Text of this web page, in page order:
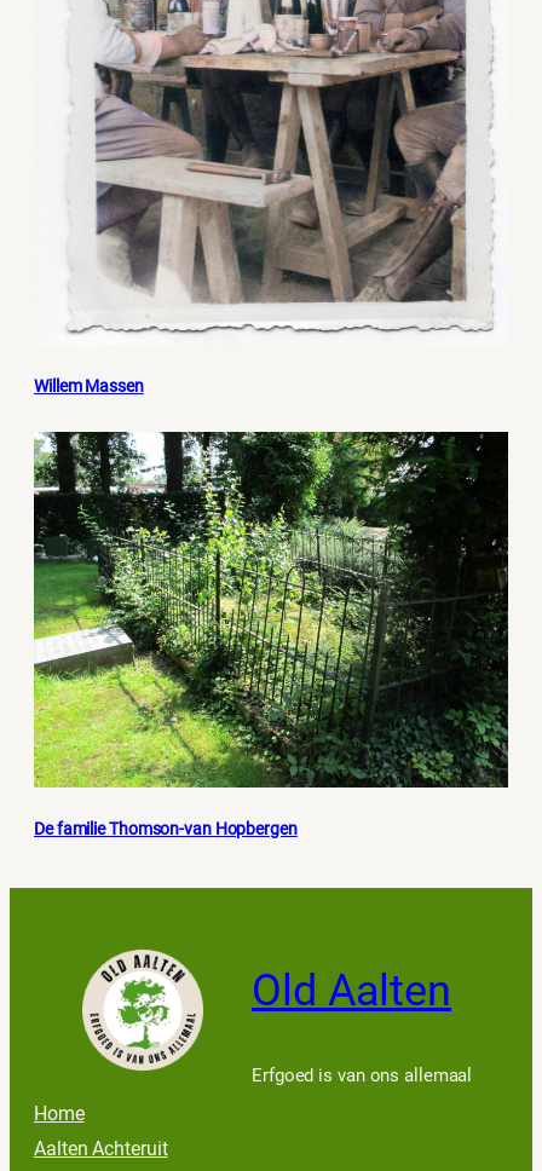
Willem Massen
De familie Thomson-van Hopbergen
Old Aalten
Erfgoed is van ons allemaal
Home
Aalten Achteruit